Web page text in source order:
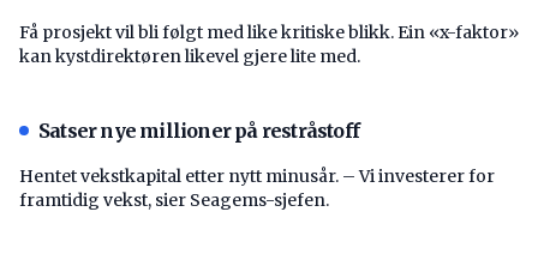
Få prosjekt vil bli følgt med like kritiske blikk. Ein «x-faktor»
kan kystdirektøren likevel gjere lite med.
Satser nye millioner på restråstoff
Hentet vekstkapital etter nytt minusår. – Vi investerer for
framtidig vekst, sier Seagems-sjefen.